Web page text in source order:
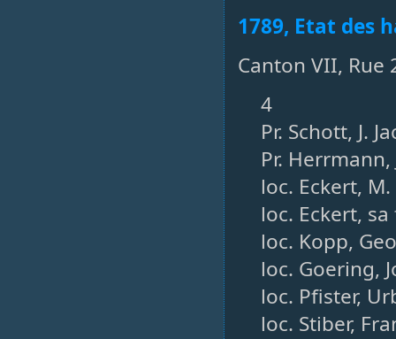
1789, Etat des
Canton VII, Rue
4
Pr. Schott, J.
Pr.
loc. Eckert,
loc. Eckert,
loc. Kopp,
loc. Goering,
loc. Pfister,
loc. Stiber,